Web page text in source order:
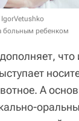
больным ребенком
А